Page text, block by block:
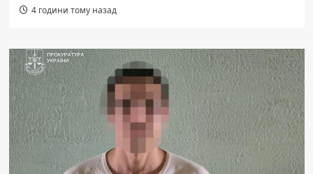
4 години тому назад